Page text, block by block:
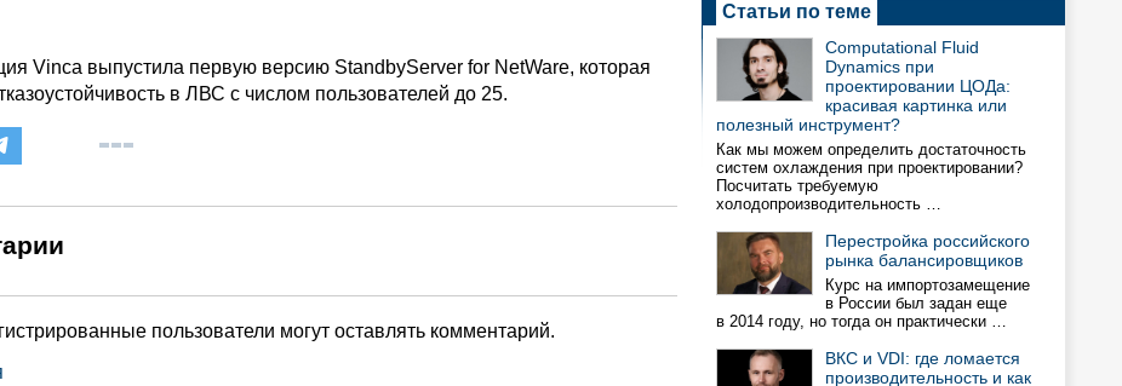
Vinca выпустила первую версию StandbyServer for NetWare, которая
в ЛВС с числом пользователей до 25.
пользователи могут оставлять комментарий.
Статьи по теме
Computational Fluid
Dynamics при
проектировании ЦОДа:
красивая картинка или
полезный инструмент?
Как мы можем определить достаточность
систем охлаждения при проектировании?
Посчитать требуемую
холодопроизводительность …
Перестройка российского
рынка балансировщиков
Курс на импортозамещение
в России был задан еще
в 2014 году, но тогда он практически …
ВКС и VDI: где ломается
производительность и как